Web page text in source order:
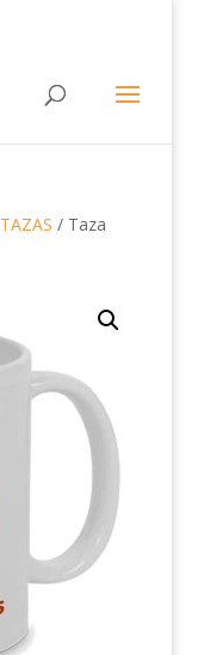
TAZAS / Taza